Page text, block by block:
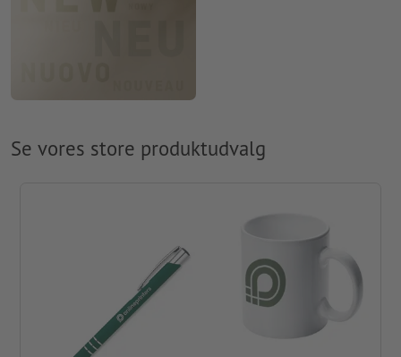
Se vores store produktudvalg